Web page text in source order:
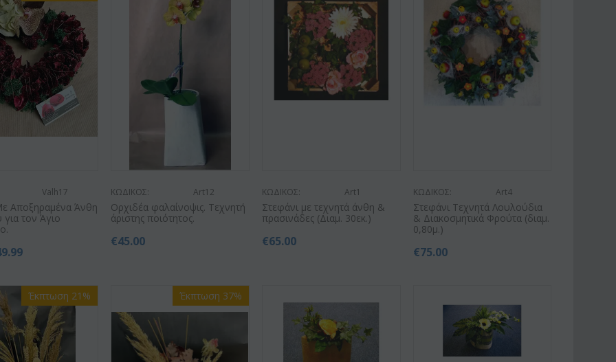
Valh17
Αποξηραμένα Άνθη
για τον Άγιο
ΚΩΔΙΚΟΣ: Art12
Ορχιδέα φαλαίνοψις. Τεχνητή
άριστης ποιότητος.
€45.00
ΚΩΔΙΚΟΣ: Art1
Στεφάνι με τεχνητά άνθη &
πρασινάδες (Διαμ. 30εκ.)
€65.00
ΚΩΔΙΚΟΣ: Art4
Στεφάνι Τεχνητά Λουλούδια
& Διακοσμητικά Φρούτα (διαμ.
0,80μ.)
€75.00
Έκπτωση 21% Έκπτωση 37%